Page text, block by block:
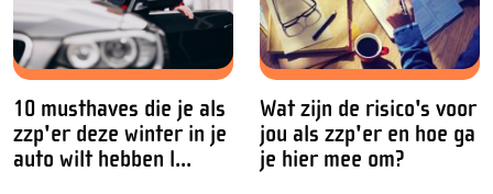
10 musthaves die je als
zzp'er deze winter in je
auto wilt hebben l...
Wat zijn de risico's voor
jou als zzp'er en hoe ga
je hier mee om?